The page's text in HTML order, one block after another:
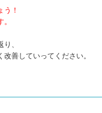
う！
、
善していってください。